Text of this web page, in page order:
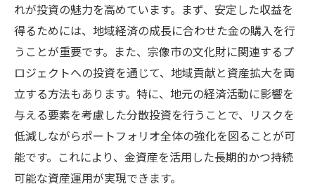
れが投資の魅力を高めています。まず、安定した収益を
得るためには、地域経済の成長に合わせた金の購入を行
うことが重要です。また、宗像市の文化財に関連するプ
ロジェクトへの投資を通じて、地域貢献と資産拡大を両
立する方法もあります。特に、地元の経済活動に影響を
与える要素を考慮した分散投資を行うことで、リスクを
低減しながらポートフォリオ全体の強化を図ることが可
能です。これにより、金資産を活用した長期的かつ持続
可能な資産運用が実現できます。